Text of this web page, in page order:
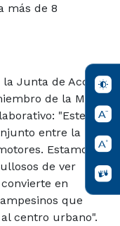
más de 8
la Junta de Acción
de la Mesa
"Este
entre la
Estamos
de ver
en
que
centro urbano".